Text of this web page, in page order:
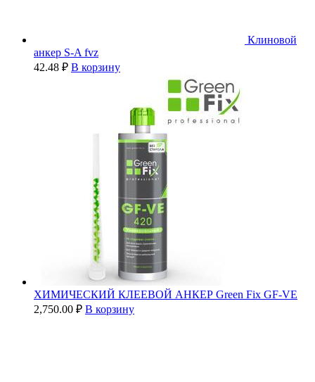
Клиновой
анкер S-A fvz
42.48 ₽ В корзину
ХИМИЧЕСКИЙ КЛЕЕВОЙ АНКЕР Green Fix GF-VE
2,750.00 ₽ В корзину